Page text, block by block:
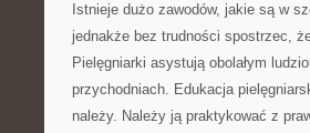
Istnieje dużo zawodów, jakie są w
jednakże bez trudności spostrzec,
Pielęgniarki asystują obolałym
przychodniach. Edukacja
należy. Należy ją praktykować z